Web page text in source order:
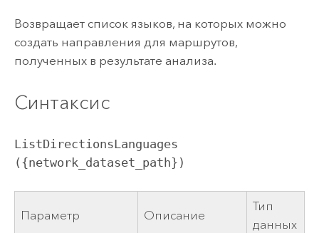
Возвращает список языков, на которых можно
создать направления для маршрутов,
полученных в результате анализа.
Синтаксис
ListDirectionsLanguages
({network_dataset_path})
Параметр Описание
Тип
данных